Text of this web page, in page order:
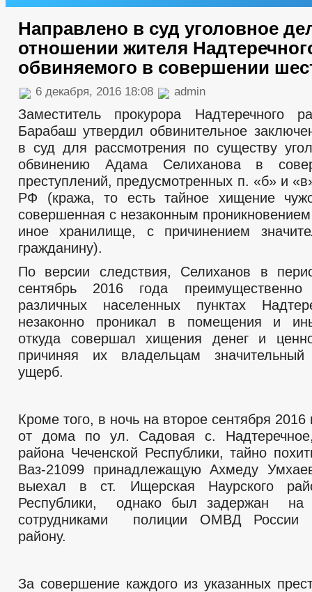
Направлено в суд уголовное
отношении жителя
обвиняемого в совершении
6 декабря, 2016 18:08 admin
Заместитель прокурора Надтеречного
Барабаш утвердил обвинительное
в суд для рассмотрения по существу
обвинению Адама Селиханова в
преступлений, предусмотренных п. «б» и
РФ (кража, то есть тайное хищение
совершенная с незаконным
иное хранилище, с причинением
гражданину).
По версии следствия, Селиханов в
сентябрь 2016 года
различных населенных пунктах
незаконно проникал в помещения и
откуда совершал хищения денег и
причиняя их владельцам значительный
ущерб.
Кроме того, в ночь на второе сентября 2016
от дома по ул. Садовая с. Надтеречное,
района Чеченской Республики, тайно
Ваз-21099 принадлежащую Ахмеду
выехал в ст. Ищерская Наурского
Республики, однако был задержан
сотрудниками полиции ОМВД России
району.
За совершение каждого из указанных